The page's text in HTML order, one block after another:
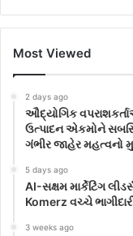
Most Viewed
2 days ago
ઔદ્યોગિક
ઉત્પાદન એકમોને
ગંભીર જાહેર મહત્વનો
5 days ago
AI-સક્ષમ માર્કેટિંગ
Komerz વચ્ચે
3 weeks ago